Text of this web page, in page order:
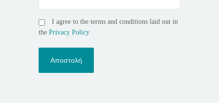
I agree to the terms and conditions laid out in
the Privacy Policy